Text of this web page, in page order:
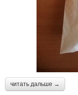
читать дальше →